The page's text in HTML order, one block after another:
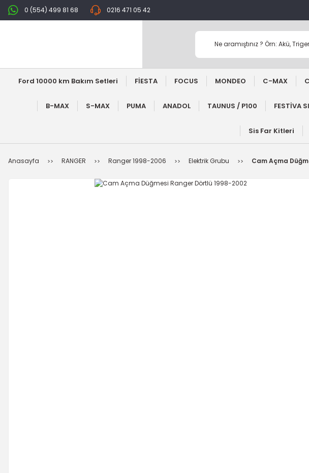
0 (554) 499 81 68 0216 471 05 42
Ford 10000 km Bakım Setleri FİESTA FOCUS MONDEO C-MAX
B-MAX S-MAX PUMA ANADOL TAUNUS / P100 FESTİVA
Sis Far Kitleri
Anasayfa RANGER Ranger 1998-2006 Elektrik Grubu Cam Açma